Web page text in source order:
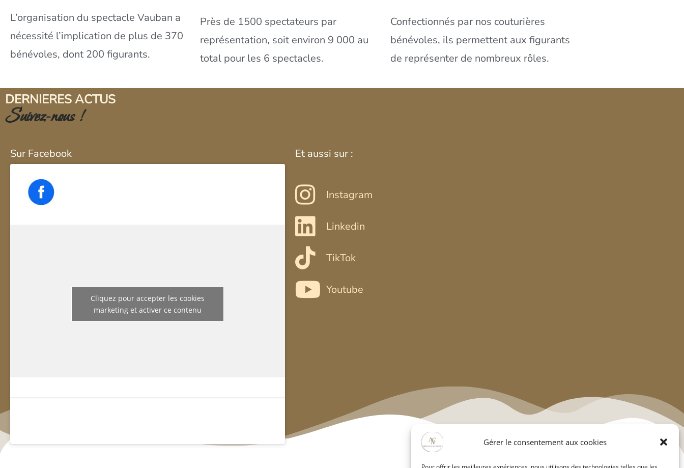
Gérer le consentement aux cookies
L’organisation du spectacle Vauban a
nécessité l’implication de plus de 370
bénévoles, dont 200 figurants.
Près de 1500 spectateurs par
représentation, soit environ 9 000 au
total pour les 6 spectacles.
Confectionnés par nos couturières
bénévoles, ils permettent aux figurants
de représenter de nombreux rôles.
DERNIERES ACTUS
Suivez-nous !
Sur Facebook
Cliquez pour accepter les cookies
marketing et activer ce contenu
Et aussi sur :
Instagram
Linkedin
TikTok
Youtube